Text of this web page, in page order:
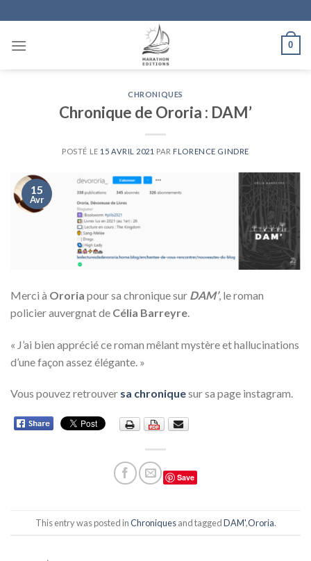
to
content
0
CHRONIQUES
Chronique de Ororia : DAM’
POSTÉ LE 15 AVRIL 2021 PAR FLORENCE GINDRE
15
Avr
Merci à Ororia pour sa chronique sur DAM’, le roman
policier auvergnat de Célia Barreyre
« J’ai bien apprécié ce roman mêlant mystère et hallucinations
d’une façon assez élégante. »
Vous pouvez retrouver sa chroniquesur sa page instagram.
Save
This entry was posted inChroniquesand taggedDAM',Ororia.